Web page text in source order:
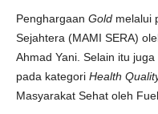
Penghargaan Gold melalui
Sejahtera (MAMI SERA)
Ahmad Yani. Selain itu
pada kategori Health
Masyarakat Sehat oleh